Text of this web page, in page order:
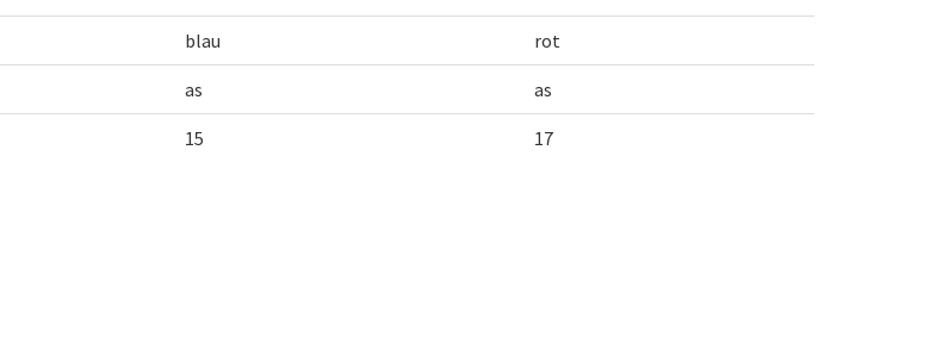
blau rot
as as
15 17